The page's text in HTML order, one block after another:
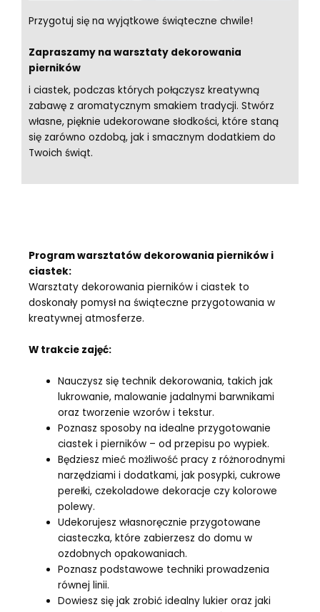
Przygotuj się na wyjątkowe świąteczne chwile!
Zapraszamy na warsztaty dekorowania
pierników
i ciastek, podczas których połączysz kreatywną
zabawę z aromatycznym smakiem tradycji. Stwórz
własne, pięknie udekorowane słodkości, które staną
się zarówno ozdobą, jak i smacznym dodatkiem do
Twoich świąt.
Program warsztatów dekorowania pierników i
ciastek:
Warsztaty dekorowania pierników i ciastek to
doskonały pomysł na świąteczne przygotowania w
kreatywnej atmosferze.
W trakcie zajęć:
Nauczysz się technik dekorowania, takich jak
lukrowanie, malowanie jadalnymi barwnikami
oraz tworzenie wzorów i tekstur.
Poznasz sposoby na idealne przygotowanie
ciastek i pierników – od przepisu po wypiek.
Będziesz mieć możliwość pracy z różnorodnymi
narzędziami i dodatkami, jak posypki, cukrowe
perełki, czekoladowe dekoracje czy kolorowe
polewy.
Udekorujesz własnoręcznie przygotowane
ciasteczka, które zabierzesz do domu w
ozdobnych opakowaniach.
Poznasz podstawowe techniki prowadzenia
równej linii.
Dowiesz się jak zrobić idealny lukier oraz jaki